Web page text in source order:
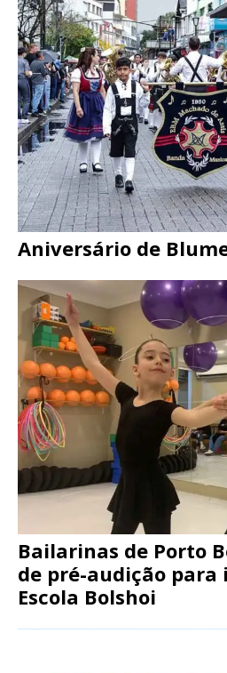
Aniversário de
Bailarinas de Porto
de pré-audição para
Escola Bolshoi